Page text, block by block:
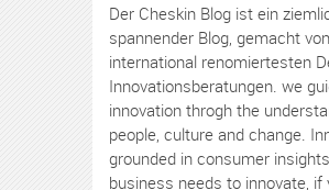
Der Cheskin Blog ist ein
spannender Blog, gemacht
international renomiertesten
Innovationsberatungen. we
innovation throgh the
people, culture and change.
grounded in consumer
business needs to innovate, if